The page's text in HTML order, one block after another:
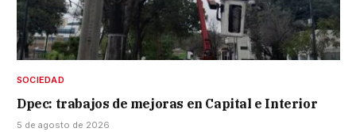
SOCIEDAD
Dpec: trabajos de mejoras en Capital e Interior
5 de agosto de 2026